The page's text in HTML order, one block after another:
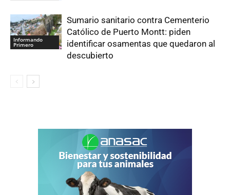
Informando
Primero
Sumario sanitario contra Cementerio
Católico de Puerto Montt: piden
identificar osamentas que quedaron al
descubierto